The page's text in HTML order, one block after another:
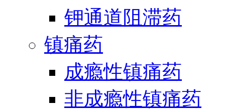
钾通道阻滞药
镇痛药
成瘾性镇痛药
非成瘾性镇痛药